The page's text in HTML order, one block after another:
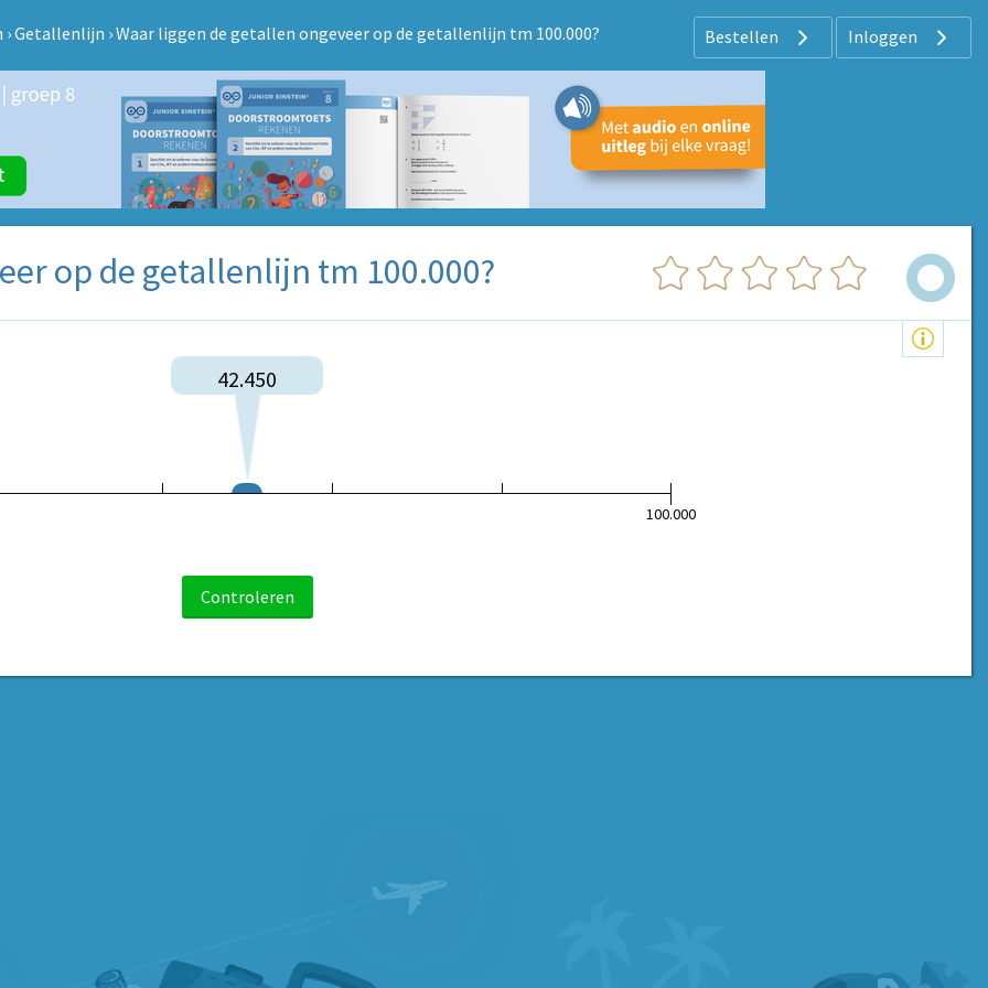
›Getallenlijn ›Waar liggen de getallen ongeveer op de getallenlijn tm 100.000? Bestellen Inloggen
op de getallenlijn tm 100.000?
42.450
100.000